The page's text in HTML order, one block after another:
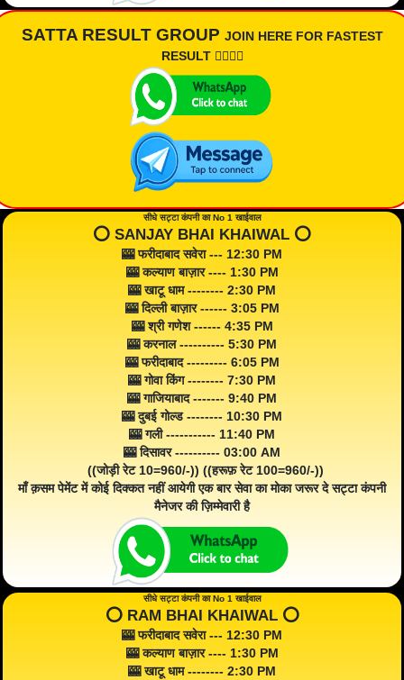
SATTA RESULT GROUP JOIN HERE FOR FASTEST
RESULT 👇🏾👇🏾
सीधे सट्टा कंपनी का No 1 खाईवाल
⭕️ SANJAY BHAI KHAIWAL ⭕️
🎰 फरीदाबाद सवेरा --- 12:30 PM
🎰 कल्याण बाज़ार ---- 1:30 PM
🎰 खाटू धाम -------- 2:30 PM
🎰 दिल्ली बाज़ार ------ 3:05 PM
🎰 श्री गणेश ------ 4:35 PM
🎰 करनाल ---------- 5:30 PM
🎰 फरीदाबाद --------- 6:05 PM
🎰 गोवा किंग -------- 7:30 PM
🎰 गाजियाबाद ------- 9:40 PM
🎰 दुबई गोल्ड -------- 10:30 PM
🎰 गली ----------- 11:40 PM
🎰 दिसावर ---------- 03:00 AM
((जोड़ी रेट 10=960/-)) ((हरूफ़ रेट 100=960/-))
माँ क़सम पेमेंट में कोई दिक्कत नहीं आयेगी एक बार सेवा का मोका जरूर दे सट्टा कंपनी
मैनेजर की ज़िम्मेवारी है
सीधे सट्टा कंपनी का No 1 खाईवाल
⭕️ RAM BHAI KHAIWAL ⭕️
🎰 फरीदाबाद सवेरा --- 12:30 PM
🎰 कल्याण बाज़ार ---- 1:30 PM
🎰 खाटू धाम -------- 2:30 PM